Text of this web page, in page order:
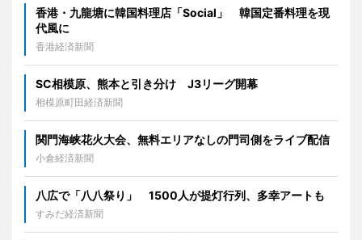
香港・九龍塘に韓国料理店「Social」 韓国定番料理を現
代風に
香港経済新聞
SC相模原、熊本と引き分け J3リーグ開幕
相模原町田経済新聞
関門海峡花火大会、無料エリアなしの門司側をライブ配信
小倉経済新聞
八広で「八八祭り」 1500人が提灯行列、多幸アートも
すみだ経済新聞